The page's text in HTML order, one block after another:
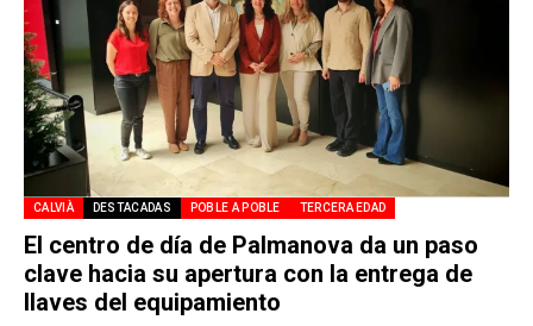
CALVIÀ DESTACADAS POBLE A POBLE TERCERA EDAD
El centro de día de Palmanova da un paso
clave hacia su apertura con la entrega de
llaves del equipamiento